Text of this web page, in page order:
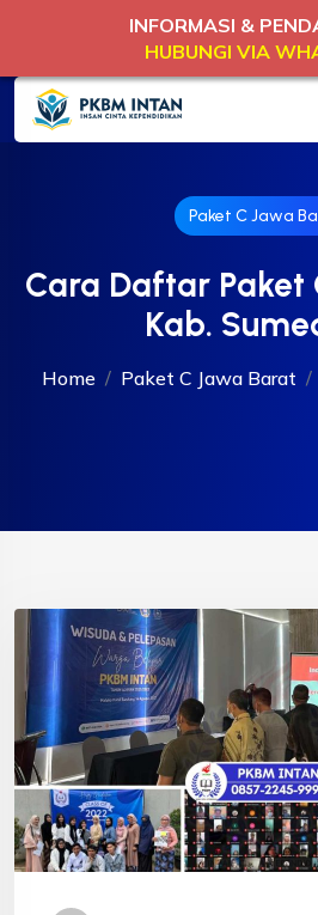
Paket C Jawa
Cara Daftar Paket
Kab.
Home Paket C Jawa Barat
INFORMASI &
HUBUNGI VIA